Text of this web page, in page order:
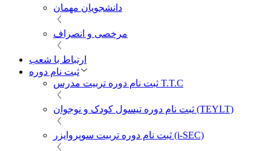
دانشجویان مهمان
مرخصی و انصراف
ارتباط با شعب
ثبت نام دوره
ثبت نام دوره تربیت مدرس T.T.C
ثبت نام دوره تیسول کودک و نوجوان (TEYLT)
ثبت نام دوره تربیت سوپروایزر (i-SEC)